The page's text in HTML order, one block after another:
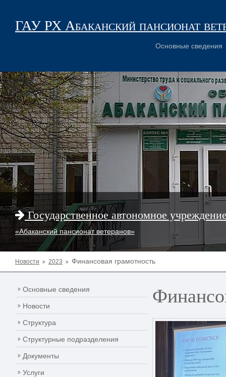
ГАУ РХ Абаканский пансионат
Основные сведения
Государственное автономное
«Абаканский пансионат ветеранов»
Новости 2023 Финансовая грамотность
Основные сведения
Новости
Структура
Структурные подразделения
Документы
Услуги